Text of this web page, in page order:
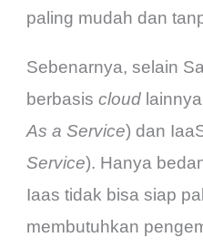
paling mudah dan
Sebenarnya, selain
berbasiscloud
As a Service) dan
Service). Hanya
Iaas tidak bisa siap
membutuhkan